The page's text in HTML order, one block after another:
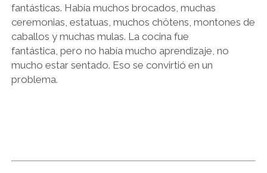
fantásticas. Había muchos brocados, muchas
ceremonias, estatuas, muchos chötens, montones de
caballos y muchas mulas. La cocina fue
fantástica, pero no había mucho aprendizaje, no
mucho estar sentado. Eso se convirtió en un
problema.